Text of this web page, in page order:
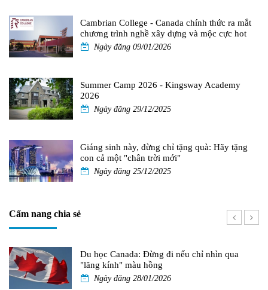
Cambrian College - Canada chính thức ra mắt
chương trình nghề xây dựng và mộc cực hot
Ngày đăng 09/01/2026
Summer Camp 2026 - Kingsway Academy
2026
Ngày đăng 29/12/2025
Giáng sinh này, đừng chỉ tặng quà: Hãy tặng
con cả một "chân trời mới"
Ngày đăng 25/12/2025
Cẩm nang chia sẻ
Du học Canada: Đừng đi nếu chỉ nhìn qua
"lăng kính" màu hồng
Ngày đăng 28/01/2026